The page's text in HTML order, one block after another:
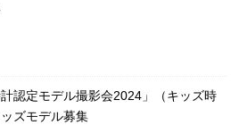
計認定モデル撮影会2024」（キッズ時
ズモデル募集